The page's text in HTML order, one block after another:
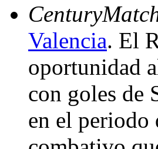
Valencia. El
oportunidad
con goles de
en el periodo